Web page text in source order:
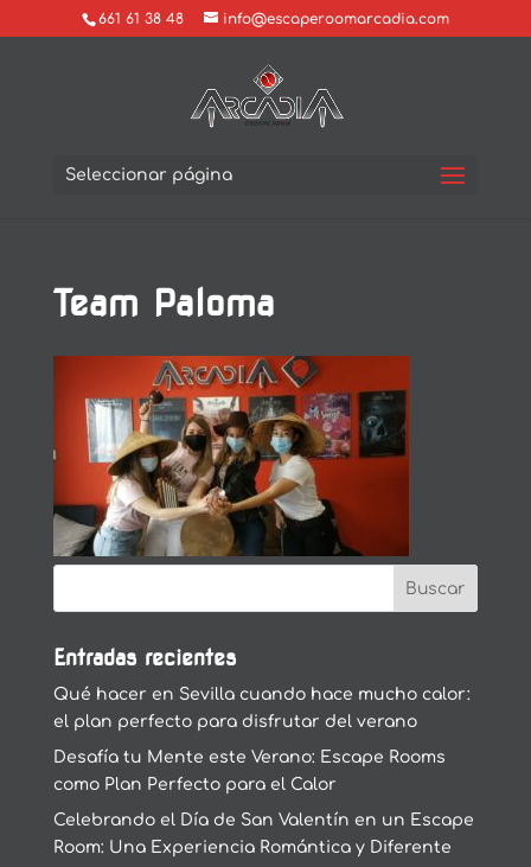
661 61 38 48 info@escaperoomarcadia.com
Seleccionar página
Team Paloma
Entradas recientes
Qué hacer en Sevilla cuando hace mucho calor:
el plan perfecto para disfrutar del verano
Desafía tu Mente este Verano: Escape Rooms
como Plan Perfecto para el Calor
Celebrando el Día de San Valentín en un Escape
Room: Una Experiencia Romántica y Diferente